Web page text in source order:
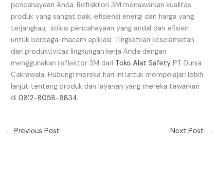
pencahayaan Anda. Refraktori 3M menawarkan kualitas
produk yang sangat baik, efisiensi energi dan harga yang
terjangkau, solusi pencahayaan yang andal dan efisien
untuk berbagai macam aplikasi. Tingkatkan keselamatan
dan produktivitas lingkungan kerja Anda dengan
menggunakan reflektor 3M dari Toko Alat Safety PT Dunia
Cakrawala. Hubungi mereka hari ini untuk mempelajari lebih
lanjut tentang produk dan layanan yang mereka tawarkan
di0812-8058-8834.
← Previous Post Next Post →